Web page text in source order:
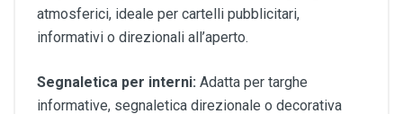
atmosferici, ideale per cartelli pubblicitari,
informativi o direzionali all’aperto.
Segnaletica per interni: Adatta per targhe
informative, segnaletica direzionale o decorativa